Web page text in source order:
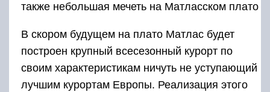
также небольшая мечеть на Матласском плато
В скором будущем на плато Матлас будет
построен крупный всесезонный курорт по
своим характеристикам ничуть не уступающий
лучшим курортам Европы. Реализация этого